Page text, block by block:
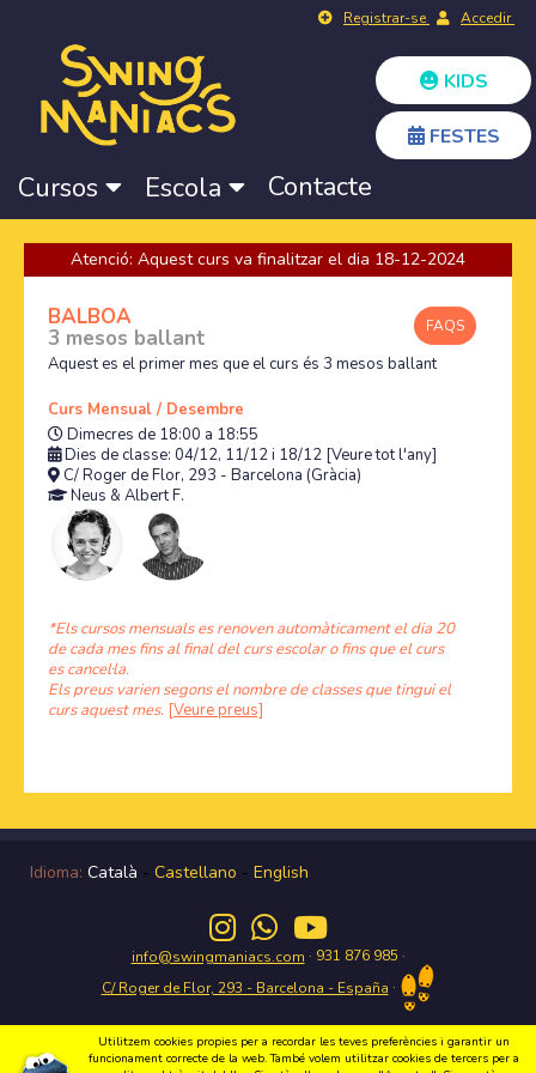
Registrar-se Accedir
KIDS
FESTES
Cursos Escola Contacte
Atenció: Aquest curs va finalitzar el dia 18-12-2024
FAQS
BALBOA
3 mesos ballant
Aquest es el primer mes que el curs és 3 mesos ballant
Curs Mensual / Desembre
Dimecres de 18:00 a 18:55
Dies de classe: 04/12, 11/12 i 18/12 [Veure tot l'any]
C/ Roger de Flor, 293 - Barcelona (Gràcia)
Neus & Albert F.
*Els cursos mensuals es renoven automàticament el dia 20
de cada mes fins al final del curs escolar o fins que el curs
es cancel·la.
Els preus varien segons el nombre de classes que tingui el
curs aquest mes. [Veure preus]
Idioma: Català - Castellano - English
info@swingmaniacs.com · 931 876 985 ·
C/ Roger de Flor, 293 - Barcelona - España ·
Utilitzem cookies propies per a recordar les teves preferències i garantir un
funcionament correcte de la web. També volem utilitzar cookies de tercers per a